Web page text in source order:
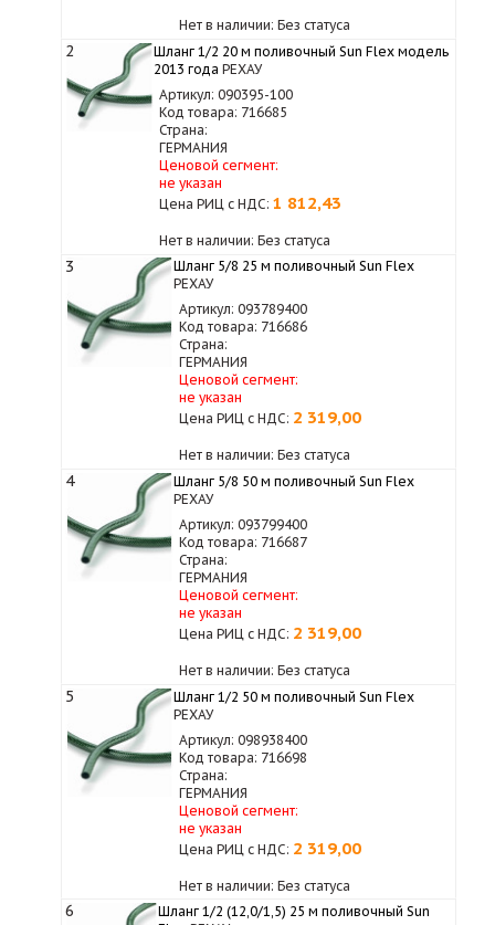
Нет в наличии: Без статуса
2
Шланг 1/2 20 м поливочный Sun Flex модель
2013 года РЕХАУ
Артикул: 090395-100
Код товара: 716685
Страна:
ГЕРМАНИЯ
Ценовой сегмент:
не указан
Цена РИЦ с НДС: 1 812,43
Нет в наличии: Без статуса
3
Шланг 5/8 25 м поливочный Sun Flex
РЕХАУ
Артикул: 093789400
Код товара: 716686
Страна:
ГЕРМАНИЯ
Ценовой сегмент:
не указан
Цена РИЦ с НДС: 2 319,00
Нет в наличии: Без статуса
4
Шланг 5/8 50 м поливочный Sun Flex
РЕХАУ
Артикул: 093799400
Код товара: 716687
Страна:
ГЕРМАНИЯ
Ценовой сегмент:
не указан
Цена РИЦ с НДС: 2 319,00
Нет в наличии: Без статуса
5
Шланг 1/2 50 м поливочный Sun Flex
РЕХАУ
Артикул: 098938400
Код товара: 716698
Страна:
ГЕРМАНИЯ
Ценовой сегмент:
не указан
Цена РИЦ с НДС: 2 319,00
Нет в наличии: Без статуса
6
Шланг 1/2 (12,0/1,5) 25 м поливочный Sun